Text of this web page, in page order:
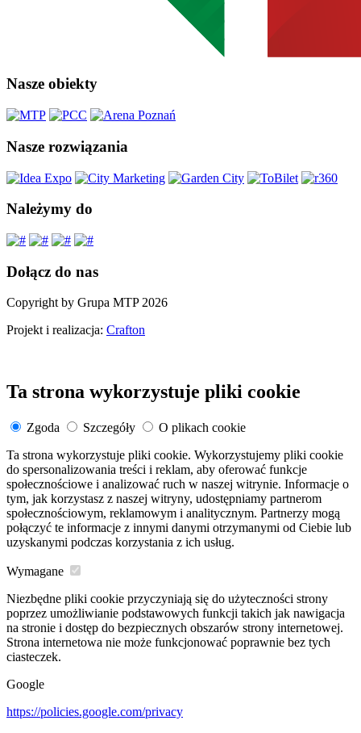
Nasze obiekty
Nasze rozwiązania
Należymy do
Dołącz do nas
Copyright by Grupa MTP 2026
Projekt i realizacja: Crafton
Ta strona wykorzystuje pliki cookie
Zgoda Szczegóły
O plikach cookie
Ta strona wykorzystuje pliki cookie. Wykorzystujemy pliki cookie
do spersonalizowania treści i reklam, aby oferować funkcje
społecznościowe i analizować ruch w naszej witrynie. Informacje o
tym, jak korzystasz z naszej witryny, udostępniamy partnerom
społecznościowym, reklamowym i analitycznym. Partnerzy mogą
połączyć te informacje z innymi danymi otrzymanymi od Ciebie lub
uzyskanymi podczas korzystania z ich usług.
Wymagane
Niezbędne pliki cookie przyczyniają się do użyteczności strony
poprzez umożliwianie podstawowych funkcji takich jak nawigacja
na stronie i dostęp do bezpiecznych obszarów strony internetowej.
Strona internetowa nie może funkcjonować poprawnie bez tych
ciasteczek.
Google
https://policies.google.com/privacy